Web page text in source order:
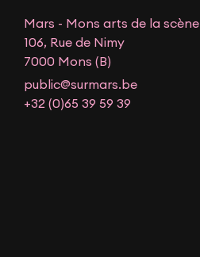
Mars - Mons arts de la scène
106, Rue de Nimy
7000 Mons (B)
public@surmars.be
+32 (0)65 39 59 39